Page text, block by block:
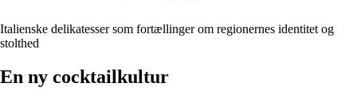
Italienske delikatesser som fortællinger om regionernes identitet og
stolthed
En ny cocktailkultur